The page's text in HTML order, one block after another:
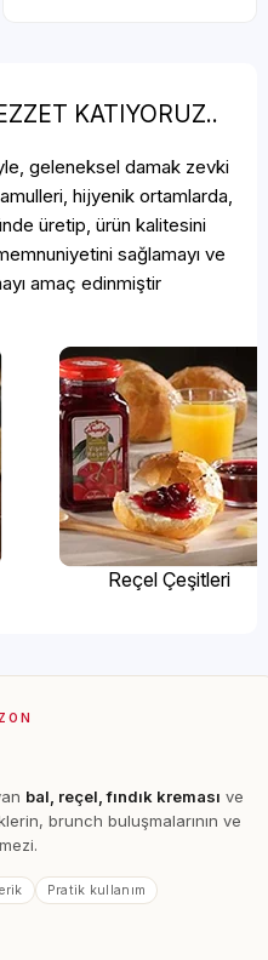
KATIYORUZ..
geleneksel damak zevki
hijyenik ortamlarda,
üretip, ürün kalitesini
sağlamayı ve
amaç edinmiştir
Reçel Çeşitleri
bal, reçel, fındık kreması ve
brunch buluşmalarının ve
Pratik kullanım